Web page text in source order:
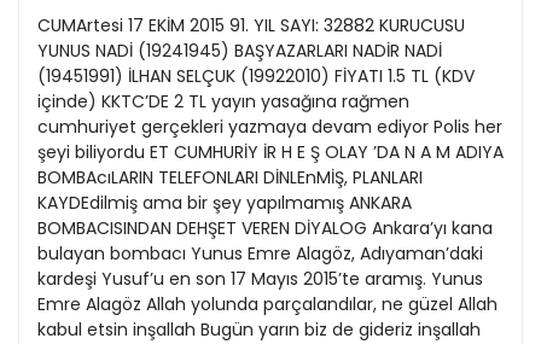
Evleniyoruz
Güney Dogu
Kitap Eki
Özel Ekler
Özel Okullar
Sevgililer Günü
Siyaset Eki
Sürdürülebilir yaşam
1991
1990
1989
1988
1987
1986
1985
19
20
21
22
23
24
25
26
11
12
13
14
15
16
17
18
CUMArtesi 17 EKİM 2015 91. YIL SAYI: 32882 KURUCUSU
YUNUS NADİ (19241945) BAŞYAZARLARI NADİR NADİ
(19451991) İLHAN SELÇUK (19922010) FİYATI 1.5 TL (KDV
içinde) KKTC’DE 2 TL yayın yasağına rağmen
cumhuriyet gerçekleri yazmaya devam ediyor Polis her
şeyi biliyordu ET CUMHURİY İR H E Ş OLAY ’DA N A M ADIYA
BOMBAcıLARIN TELEFONLARI DİNLEnMİŞ, PLANLARI
KAYDEdilmiş ama bir şey yapılmamış ANKARA
BOMBACISINDAN DEHŞET VEREN DİYALOG Ankara’yı kana
bulayan bombacı Yunus Emre Alagöz, Adıyaman’daki
kardeşi Yusuf’u en son 17 Mayıs 2015’te aramış. Yunus
Emre Alagöz Allah yolunda parçalandılar, ne güzel Allah
kabul etsin inşallah Bugün yarın biz de gideriz inşallah